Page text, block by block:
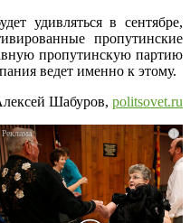
удивляться в сентябре,
пропутинские
пропутинскую партию
ведет именно к этому.
Шабуров, politsovet.ru
i